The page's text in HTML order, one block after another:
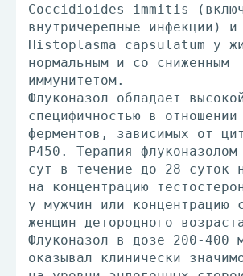
Coccidioides immitis
внутричерепные инфекции) и
Histoplasma capsulatum у
нормальным и со сниженным
иммунитетом.
Флуконазол обладает
специфичностью в отношении
ферментов, зависимых от
P450. Терапия
сут в течение до 28 суток
на концентрацию
у мужчин или концентрацию
женщин детородного
Флуконазол в дозе 200-400
оказывал клинически